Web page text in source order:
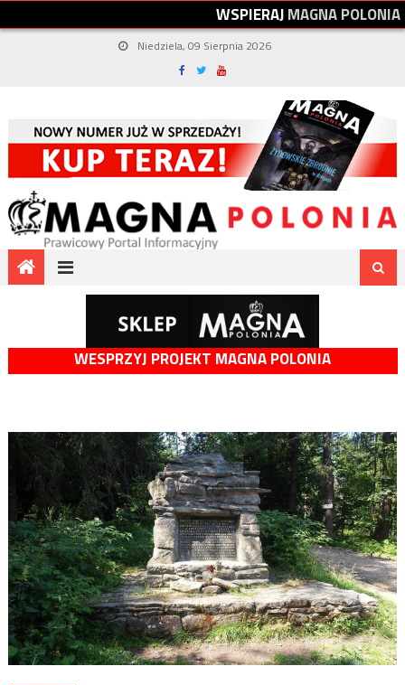
WSPIERAJMAGNAPOLONIA
Niedziela, 09 Sierpnia 2026
WESPRZYJ PROJEKT MAGNA POLONIA